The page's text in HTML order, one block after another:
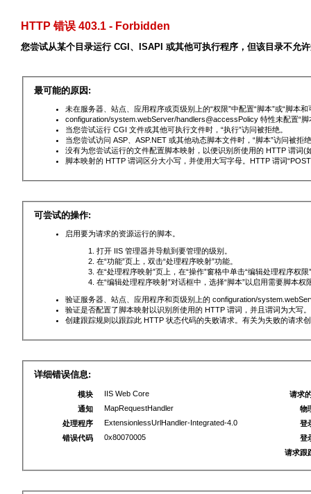
HTTP 错误 403.1 - Forbidden
您尝试从某个目录运行 CGI、ISAPI 或其他可执行程序，但该目录不允
最可能的原因:
未在服务器、站点、应用程序或页级别上的“权限”中配置“脚本”或“脚本和
configuration/system.webServer/handlers@accessPolicy 特性未配置“脚
当您尝试运行 CGI 文件或其他可执行文件时，“执行”访问被拒绝。
当您尝试访问 ASP、ASP.NET 或其他动态脚本文件时，“脚本”访问被拒
没有为您尝试运行的文件配置脚本映射，以便识别所使用的 HTTP 谓词(
脚本映射的 HTTP 谓词区分大小写，并使用大写字母。HTTP 谓词
可尝试的操作:
启用要为请求的资源运行的脚本。
打开 IIS 管理器并导航到要管理的级别。
在“功能”页上，双击“处理程序映射”功能。
在“处理程序映射”页上，在“操作”窗格中单击“编辑处理程序权限
在“编辑处理程序映射”对话框中，选择“脚本”以启用需要脚本权
验证服务器、站点、应用程序和页级别上的 configuration/
验证是否配置了脚本映射以识别所使用的 HTTP 谓词，并且谓词为大写。
创建跟踪规则以跟踪此 HTTP 状态代码的失败请求。有关为失败的请求
详细错误信息:
模块
IIS Web Core
通知
MapRequestHandler
处理程序
ExtensionlessUrlHandler-Integrated-4.0
错误代码
0x80070005
请求
物
登
登
请求跟